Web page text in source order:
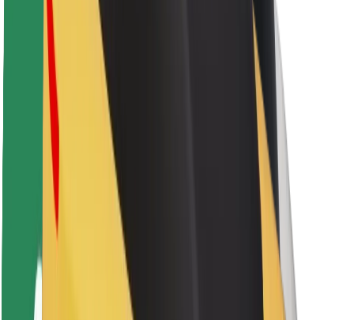
Sürücü təhlükəsizliyi
Skuter təhlükəsizliyi
Təhlükəsizlik Laboratoriyası
Şəhərlər
Məkanlar
Şəhər mühiti üçün həllər
Hava limanları
Bolt enerji doldurma stansiyaları
Dəstək
Sərnişinlər üçün
Sürücülər üçün